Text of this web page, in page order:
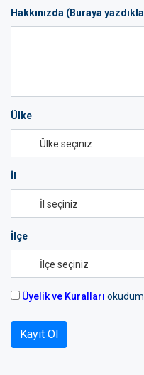
Hakkınızda (Buraya
Ülke
İl
İlçe
Üyelik ve Kuralları okudum.
Kayıt Ol